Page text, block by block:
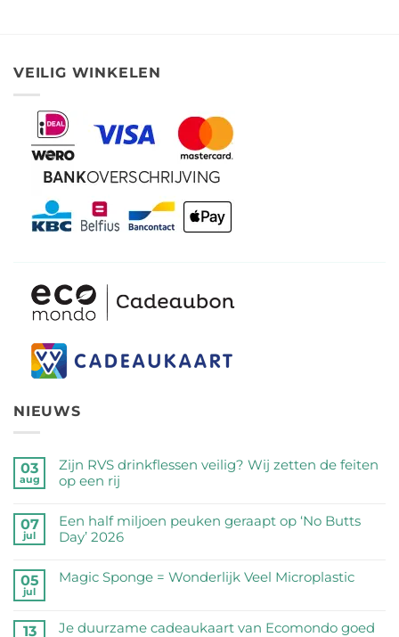
VEILIG WINKELEN
NIEUWS
03
aug
Zijn RVS drinkflessen veilig? Wij zetten de feiten
op een rij
reacties
op
drinkflessen
zetten
07
jul
Een half miljoen peuken geraapt op ‘No Butts
Day’ 2026
reacties
half
05
jul
Magic Sponge = Wonderlijk Veel Microplastic
op
13
Je duurzame cadeaukaart van Ecomondo goed